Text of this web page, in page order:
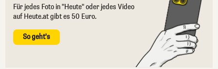
Für jedes Foto in "Heute" oder jedes Video
auf Heute.at gibt es 50 Euro.
So geht's